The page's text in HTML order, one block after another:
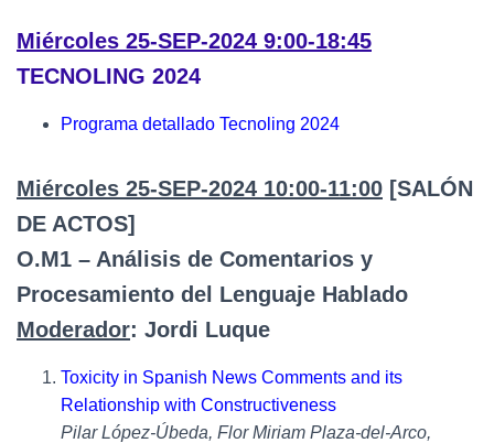
Miércoles 25-SEP-2024 9:00-18:45
TECNOLING 2024
Programa detallado Tecnoling 2024
Miércoles 25-SEP-2024 10:00-11:00 [SALÓN
DE ACTOS]
O.M1 – Análisis de Comentarios y
Procesamiento del Lenguaje Hablado
Moderador: Jordi Luque
Toxicity in Spanish News Comments and its
Relationship with Constructiveness
Pilar López-Úbeda, Flor Miriam Plaza-del-Arco,